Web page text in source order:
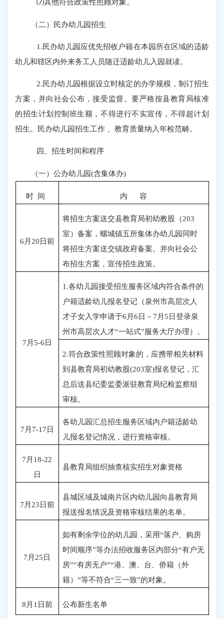
⑺其他符合政策性照顾对象。
（二）民办幼儿园招生
1.民办幼儿园应优先招收户籍在本园所在区域的适龄
幼儿和辖区内外来务工人员随迁适龄幼儿入园就读。
2.民办幼儿园根据设立时核定的办学规模，制订招生
方案，并向社会公布，接受监督。要严格按县教育局核准
的招生计划控制班生额，不得进行不实宣传，不得超计划
招生。民办幼儿园招生工作 、教育质量纳入年检范畴。
四、招生时间和程序
（一）公办幼儿园(含集体办)
时 间 内 容
6月20日前
将招生方案送交县教育局初幼教股（203
室）备案，螺城镇五所集体办幼儿园同时
将招生方案送交镇政府备案。并向社会公
布招生方案，宣传招生政策。
7月5-6日
1.各幼儿园接受招生服务区域内符合条件的
户籍适龄幼儿报名登记（泉州市高层次人
才子女入学申请于6月6日－7月5日登录泉
州市高层次人才“一站式”服务大厅办理）。
2.符合政策性照顾对象的，应携带相关材料
到县教育局初幼教股(203室)报名登记，汇
总后送县纪委监委派驻教育局纪检监察组
审核。
7月7-17日
各幼儿园汇总招生服务区域内户籍适龄幼
儿报名登记情况，进行资格审核。
7月18-22
日
县教育局组织抽查核实招生对象资格
7月23日前
县城区域及城南片区内幼儿园向县教育局
报送报名情况及资格审核结果的名单。
7月25日
如有剩余学位的幼儿园，采用“落户、购房
时间顺序”等办法招收服务区内部分“有户无
房”“有房无户”“港、澳、台、侨籍（外
籍）”等不符合“三一致”的对象。
8月1日前 公布新生名单